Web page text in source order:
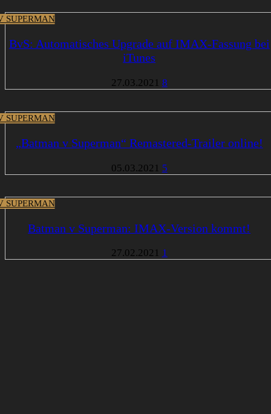
SUPERMAN
BvS: Automatisches Upgrade auf IMAX-Fassung bei
iTunes
27.03.2021 8
SUPERMAN
„Batman v Superman“ Remastered-Trailer online!
05.03.2021 5
SUPERMAN
Batman v Superman: IMAX-Version kommt!
27.02.2021 1